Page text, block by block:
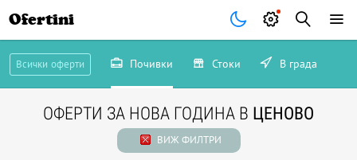
Ofertini
Всички оферти Почивки Стоки В града
ОФЕРТИ ЗА НОВА ГОДИНА В ЦЕНОВО
ВИЖ ФИЛТРИ